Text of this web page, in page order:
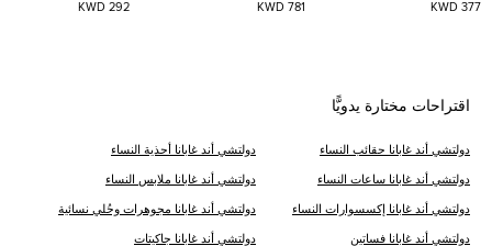
377 KWD
781 KWD
292 KWD
اقتراحات مختارة يدويًّا
دولتشي أند غابانا حقائب النساء دولتشي أند غابانا أحذية النساء
دولتشي أند غابانا ساعات النساء دولتشي أند غابانا ملابس النساء
دولتشي أند غابانا إكسسوارات النساء دولتشي أند غابانا مجوهرات وحُلي نسائية
دولتشي أند غابانا فساتين دولتشي أند غابانا جاكيتات